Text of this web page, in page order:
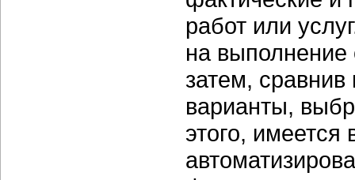
работ или
на выполнение
затем,
варианты,
этого, имеется